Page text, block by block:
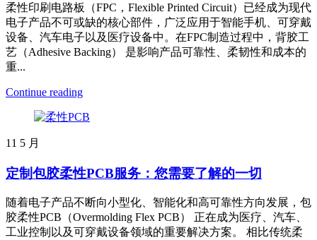
柔性印刷电路板（FPC，Flexible Printed Circuit）已经成为现代
电子产品不可或缺的核心部件，广泛应用于智能手机、可穿戴
设备、汽车电子以及医疗设备中。在FPC制造过程中，背胶工
艺（Adhesive Backing） 是影响产品可靠性、柔韧性和成本的
重...
Continue reading
11 5 月
定制包胶柔性PCB服务：您需要了解的一切
随着电子产品不断向小型化、智能化和高可靠性方向发展，包
胶柔性PCB（Overmolding Flex PCB） 正在成为医疗、汽车、
工业控制以及可穿戴设备领域的重要解决方案。 相比传统柔